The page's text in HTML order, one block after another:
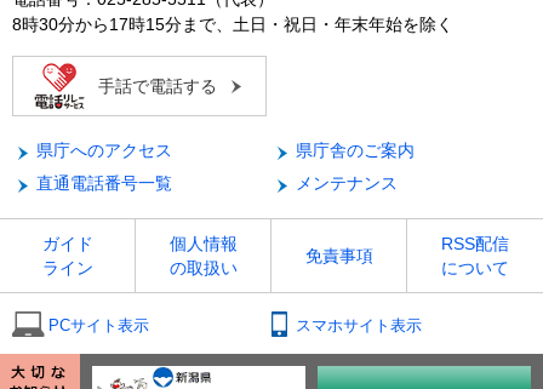
8時30分から17時15分まで、土日・祝日・年末年始を除く
手話で電話する
県庁へのアクセス
県庁舎のご案内
直通電話番号一覧
メンテナンス
ガイド
ライン
個人情報
の取扱い
免責事項
RSS配信
について
PCサイト表示 スマホサイト表示